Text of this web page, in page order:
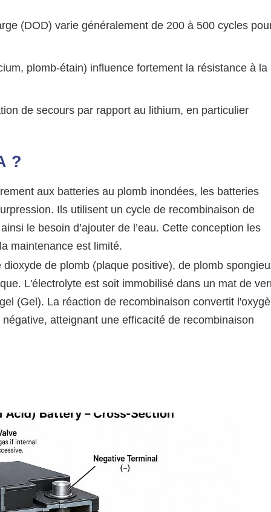
(DOD) varie généralement de 200 à 500 cycles
plomb-étain) influence fortement la résistance à la
de secours par rapport au lithium, en particulier
?
aux batteries au plomb inondées, les batteries
Ils utilisent un cycle de recombinaison de
le besoin d’ajouter de l’eau. Cette conception les
maintenance est limité.
de plomb (plaque positive), de plomb
L'électrolyte est soit immobilisé dans un mat de
(Gel). La réaction de recombinaison convertit
atteignant une efficacité de recombinaison